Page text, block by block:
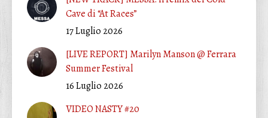
Cave di “At Races”
17 Luglio 2026
[LIVE REPORT] Marilyn Manson @ Ferrara
Summer Festival
16 Luglio 2026
VIDEO NASTY #20